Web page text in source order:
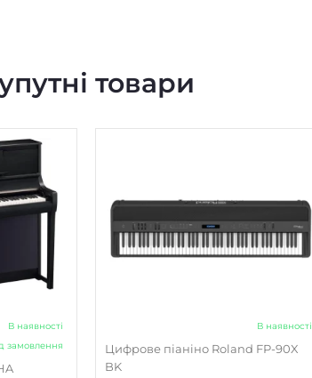
товари
В наявності
замовлення
В наявності
Цифрове піаніно Roland FP-90X
BK